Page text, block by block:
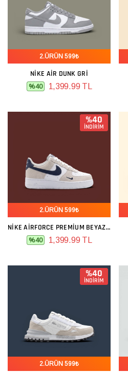
2.ÜRÜN 599₺
NIKE AIR DUNK GRI
%40 1,399.99 TL
%40
İNDİRİM
2.ÜRÜN 599₺
NIKE AIRFORCE PREMIUM BEYAZ GRI LACIVERT
%40 1,399.99 TL
%40
İNDİRİM
2.ÜRÜN 599₺